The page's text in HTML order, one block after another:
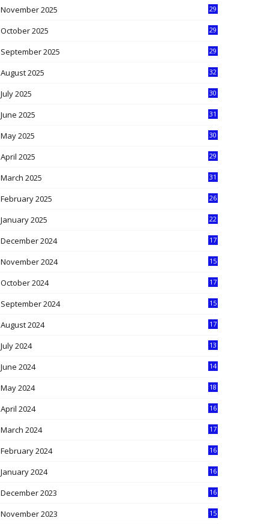
November 2025
29
October 2025
29
September 2025
29
August 2025
32
July 2025
30
June 2025
31
May 2025
30
April 2025
29
March 2025
31
February 2025
26
January 2025
22
December 2024
17
November 2024
15
October 2024
17
September 2024
15
August 2024
17
July 2024
13
June 2024
14
May 2024
18
April 2024
16
March 2024
17
February 2024
16
January 2024
16
December 2023
16
November 2023
15